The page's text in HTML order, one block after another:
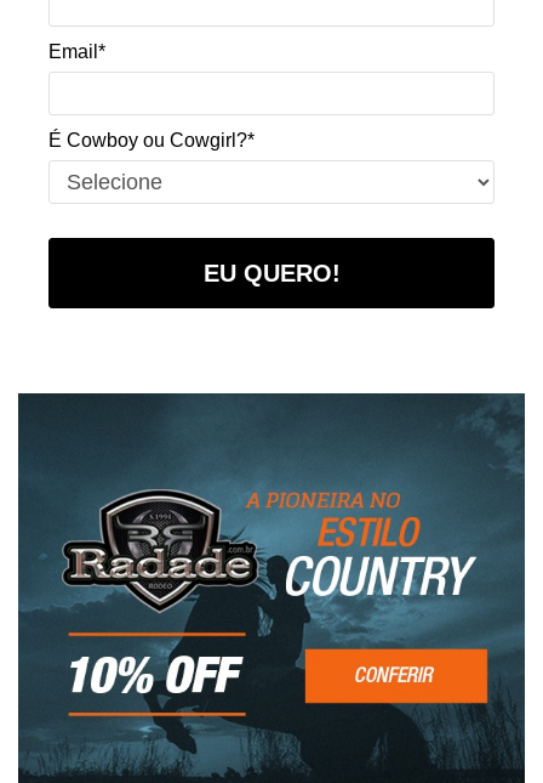
Email*
É Cowboy ou Cowgirl?*
EU QUERO!